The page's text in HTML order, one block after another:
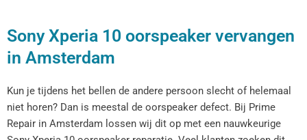
Sony Xperia 10 oorspeaker vervangen
in Amsterdam
Kun je tijdens het bellen de andere persoon slecht of helemaal
niet horen? Dan is meestal de oorspeaker defect. Bij Prime
Repair in Amsterdam lossen wij dit op met een nauwkeurige